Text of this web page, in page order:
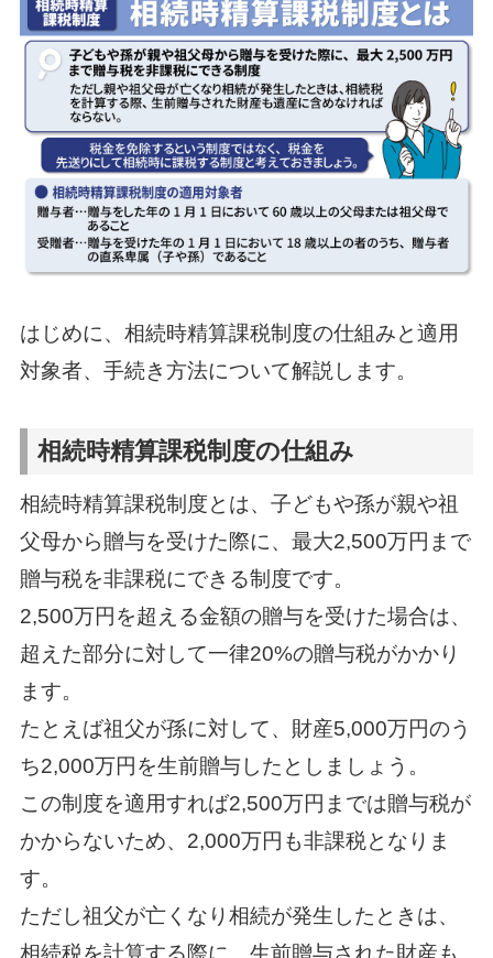
はじめに、相続時精算課税制度の仕組みと適用
対象者、手続き方法について解説します。
相続時精算課税制度の仕組み
相続時精算課税制度とは、子どもや孫が親や祖
父母から贈与を受けた際に、最大2,500万円まで
贈与税を非課税にできる制度です。
2,500万円を超える金額の贈与を受けた場合は、
超えた部分に対して一律20%の贈与税がかかり
ます。
たとえば祖父が孫に対して、財産5,000万円のう
ち2,000万円を生前贈与したとしましょう。
この制度を適用すれば2,500万円までは贈与税が
かからないため、2,000万円も非課税となりま
す。
ただし祖父が亡くなり相続が発生したときは、
相続税を計算する際に、生前贈与された財産も